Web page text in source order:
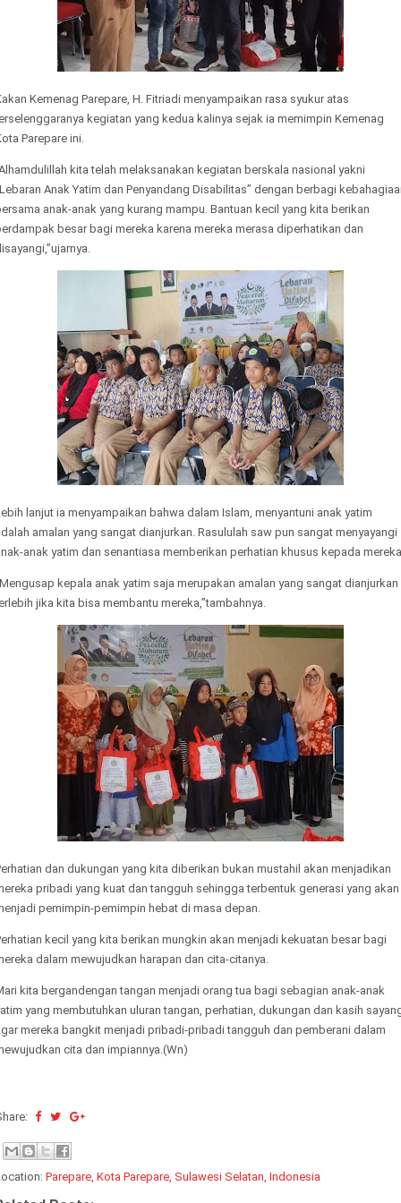
Kemenag Parepare, H. Fitriadi menyampaikan rasa syukur atas
kegiatan yang kedua kalinya sejak ia memimpin Kemenag
Parepare ini.
kita telah melaksanakan kegiatan berskala nasional yakni
Anak Yatim dan Penyandang Disabilitas” dengan berbagi
anak-anak yang kurang mampu. Bantuan kecil yang kita berikan
besar bagi mereka karena mereka merasa diperhatikan dan
lanjut ia menyampaikan bahwa dalam Islam, menyantuni anak yatim
amalan yang sangat dianjurkan. Rasululah saw pun sangat menyayangi
anak yatim dan senantiasa memberikan perhatian khusus kepada
kepala anak yatim saja merupakan amalan yang sangat dianjurkan
jika kita bisa membantu mereka,”tambahnya.
dan dukungan yang kita diberikan bukan mustahil akan menjadikan
pribadi yang kuat dan tangguh sehingga terbentuk generasi yang akan
pemimpin-pemimpin hebat di masa depan.
kecil yang kita berikan mungkin akan menjadi kekuatan besar bagi
dalam mewujudkan harapan dan cita-citanya.
kita bergandengan tangan menjadi orang tua bagi sebagian anak-anak
yang membutuhkan uluran tangan, perhatian, dukungan dan kasih
mereka bangkit menjadi pribadi-pribadi tangguh dan pemberani dalam
cita dan impiannya.(Wn)
Parepare, Kota Parepare, Sulawesi Selatan, Indonesia